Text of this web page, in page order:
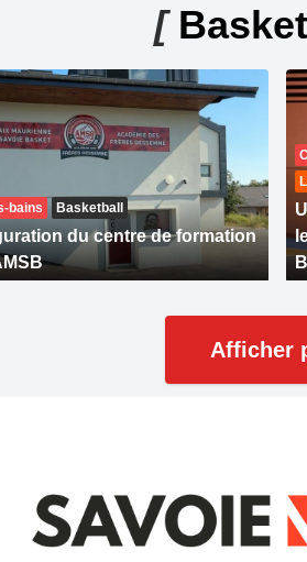
[
bains Basketball
du centre de formation
Afficher